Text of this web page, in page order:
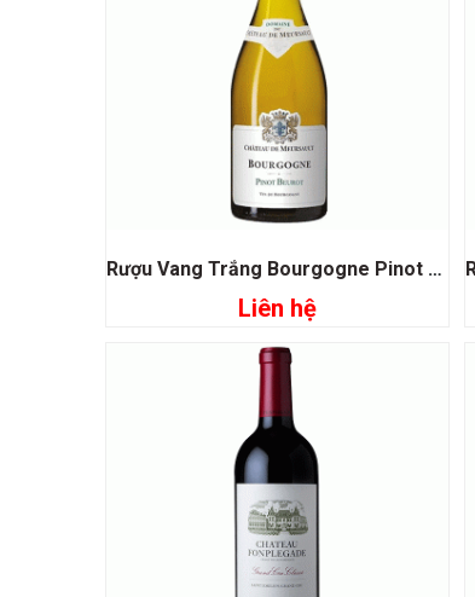
Đọc tiếp
Rượu Vang Trắng Bourgogne Pinot Beurot
Liên hệ